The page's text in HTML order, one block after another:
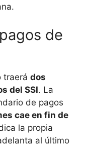
de
traerá dos
del SSI. La
de pagos
cae en fin de
la propia
al último